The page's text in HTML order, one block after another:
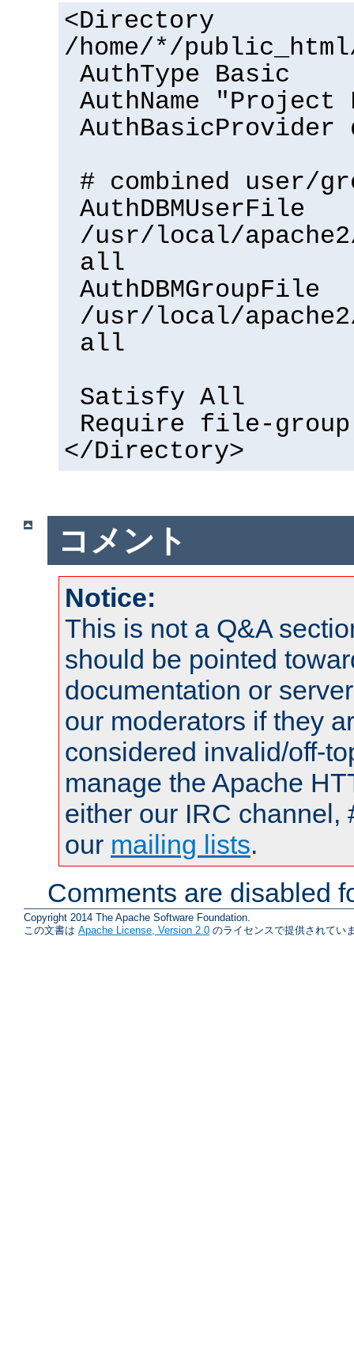
<Directory
/home/*/
AuthType Basic
AuthName
AuthBasicProvider
# combined user/
AuthDBMUserFile
/usr/local/
all
AuthDBMGroupFile
/usr/local/
all
Satisfy All
Require file-group
</Directory>
コメント
Notice:
This is not a Q&A
should be pointed
documentation or
our moderators if they
considered invalid/off-
manage the Apache
either our IRC channel,
our mailing lists.
Comments are disabled
Copyright 2014 The Apache Software Foundation.
この文書は Apache License, Version 2.0 のライセンスで提供されてい